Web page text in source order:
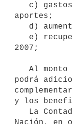
aportes;
2007;
podrá
y los